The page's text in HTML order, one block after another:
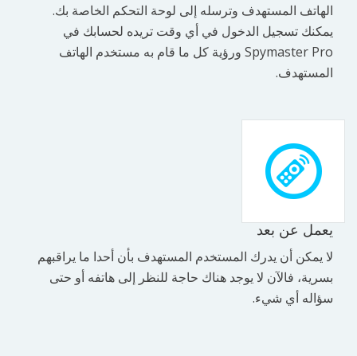
الهاتف المستهدف وترسله إلى لوحة التحكم الخاصة بك.
يمكنك تسجيل الدخول في أي وقت تريده لحسابك في
Spymaster Pro ورؤية كل ما قام به مستخدم الهاتف
المستهدف.
يعمل عن بعد
لا يمكن أن يدرك المستخدم المستهدف بأن أحدا ما يراقبهم
بسرية، فالآن لا يوجد هناك حاجة للنظر إلى هاتفه أو حتى
سؤاله أي شيء.